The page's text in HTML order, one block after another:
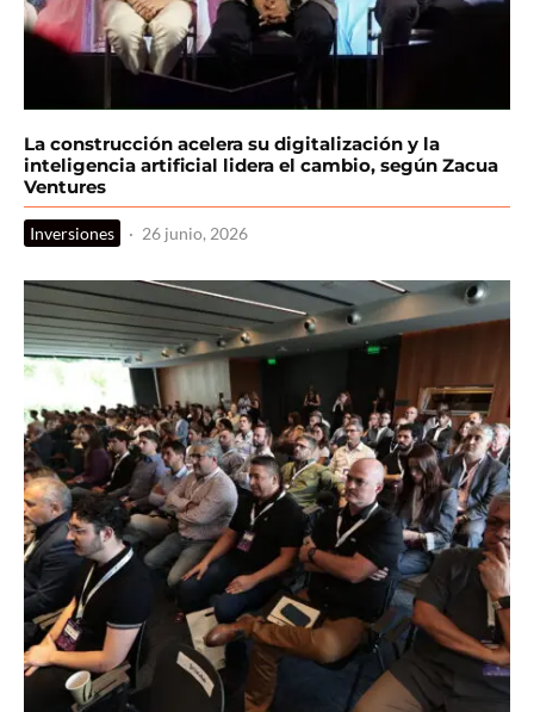
La construcción acelera su digitalización y la
inteligencia artificial lidera el cambio, según Zacua
Ventures
Inversiones · 26 junio, 2026